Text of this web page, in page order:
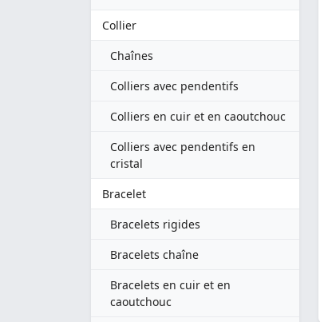
Collier
Chaînes
Colliers avec pendentifs
Colliers en cuir et en caoutchouc
Colliers avec pendentifs en
cristal
Bracelet
Bracelets rigides
Bracelets chaîne
Bracelets en cuir et en
caoutchouc